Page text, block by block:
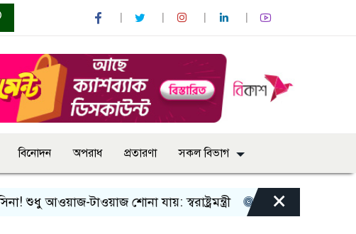
বিনোদন অপরাধ প্রতারণা সকল বিভাগ
আওয়াজ-টাওয়াজ শোনা যায়: স্বরাষ্ট্রমন্ত্রী তিন দিনের মধ্যে গ্যাস
×